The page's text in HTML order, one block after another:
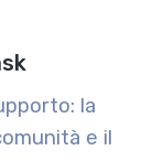
la
e il